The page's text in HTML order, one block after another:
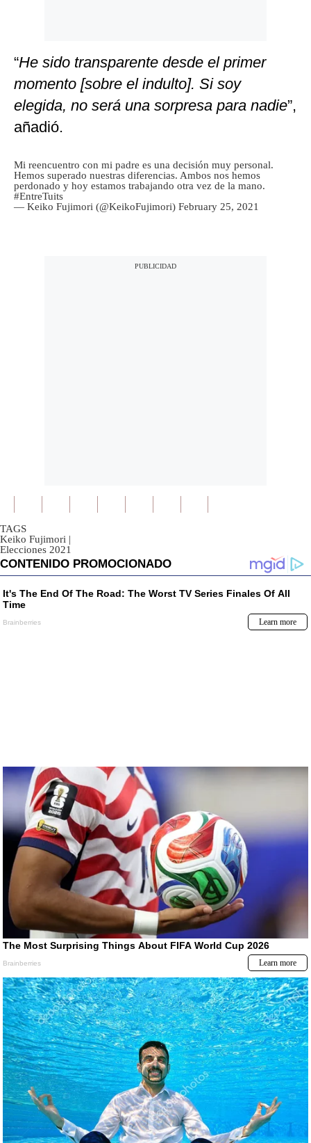
“He sido transparente desde el primer
momento [sobre el indulto]. Si soy
elegida, no será una sorpresa para nadie”,
añadió.
Mi reencuentro con mi padre es una decisión muy personal.
Hemos superado nuestras diferencias. Ambos nos hemos
perdonado y hoy estamos trabajando otra vez de la mano.
#EntreTuits
— Keiko Fujimori (@KeikoFujimori) February 25, 2021
TAGS
Keiko Fujimori |
Elecciones 2021